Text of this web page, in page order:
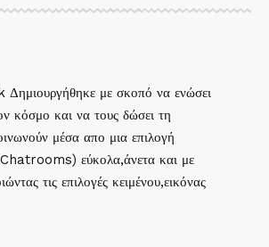
με σκοπό να ενώσει
κόσμο και να τους δώσει τη
μέσα απο μια επιλογή
εύκολα,άνετα και με
τις επιλογές κειμένου,εικόνας